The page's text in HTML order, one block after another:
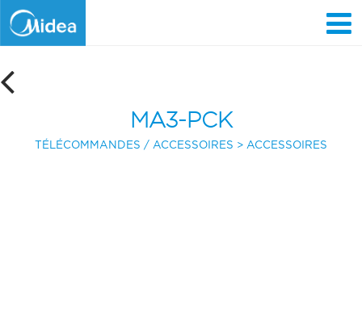
Aller
contenu
principal
TÉLÉCOMMANDES / ACCESSOIRES ACCESSOIRES
MA3-PCK